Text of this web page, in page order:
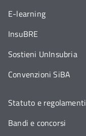
E-learning
InsuBRE
Sostieni UnInsubria
Convenzioni SiBA
Statuto e regolamenti
Bandi e concorsi